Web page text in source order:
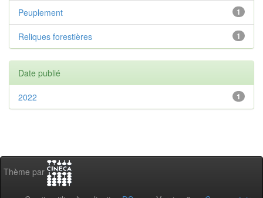
1
Peuplement
1
Reliques forestières
Date publié
1
2022
Thème par